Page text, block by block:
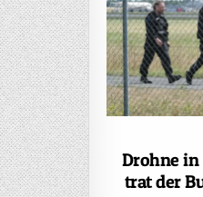
Drohne
trat der